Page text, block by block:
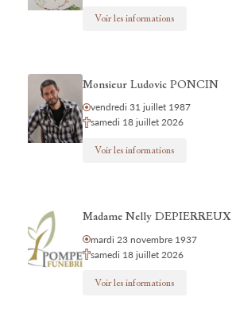
Voir les informations
Monsieur Ludovic PONCIN
vendredi 31 juillet 1987
samedi 18 juillet 2026
Voir les informations
Madame Nelly DEPIERREUX
mardi 23 novembre 1937
samedi 18 juillet 2026
Voir les informations